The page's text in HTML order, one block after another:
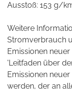
Ausstoß: 153 g/
Weitere
Stromverbrauch
Emissionen
'Leitfaden über
Emissionen
werden, der an